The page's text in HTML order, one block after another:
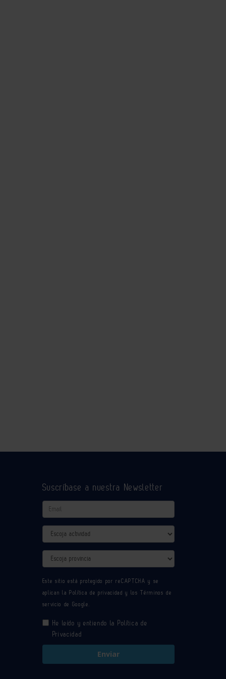
Suscríbase a nuestra Newsletter
Email
Actividad
Provincia
Este sitio está protegido por reCAPTCHA y se
aplican la Política de privacidad y losTérminos de
servicio de Google.
He leído y entiendo la Política de
Privacidad
Enviar